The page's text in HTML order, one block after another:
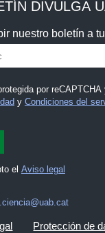
DIVULGA
nuestro boletín a
por
y Condiciones del
el Aviso legal
Protección de